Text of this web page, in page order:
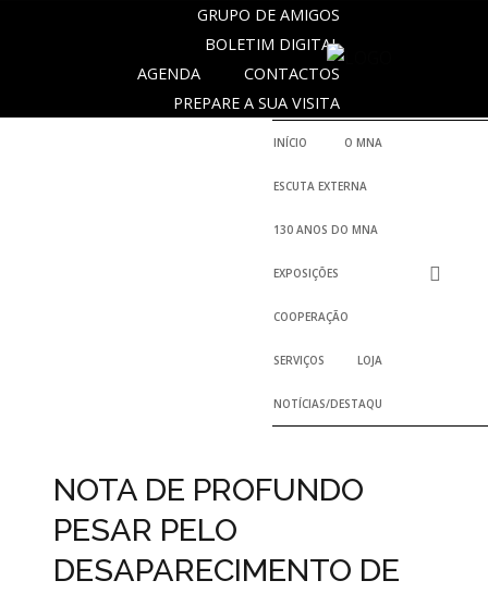
GRUPO DE AMIGOS
BOLETIM DIGITAL
CONTACTOS
AGENDA
PREPARE A SUA VISITA
INÍCIO O MNA
ESCUTA EXTERNA
130 ANOS DO MNA
EXPOSIÇÕES
COOPERAÇÃO
SERVIÇOS LOJA
NOTÍCIAS/DESTAQUES
NOTA DE PROFUNDO
PESAR PELO
DESAPARECIMENTO DE